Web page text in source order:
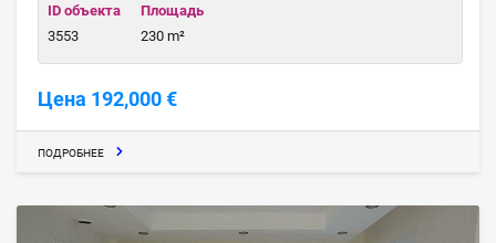
ID объекта
3553
Площадь
230 m²
Цена 192,000 €
ПОДРОБНЕЕ